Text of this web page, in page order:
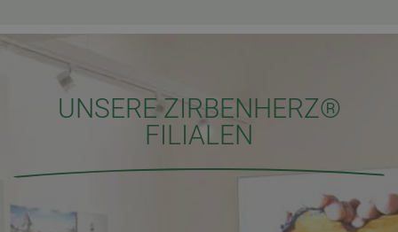
UNSERE ZIRBENHERZ®
FILIALEN